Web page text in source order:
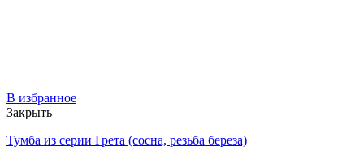
В избранное
Закрыть
Тумба из серии Грета (сосна, резьба береза)